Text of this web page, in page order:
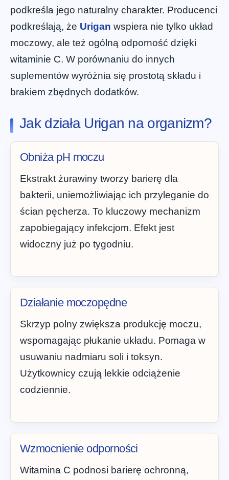
podkreśla jego naturalny charakter. Producenci
podkreślają, że Urigan wspiera nie tylko układ
moczowy, ale też ogólną odporność dzięki
witaminie C. W porównaniu do innych
suplementów wyróżnia się prostotą składu i
brakiem zbędnych dodatków.
Jak działa Urigan na organizm?
Obniża pH moczu
Ekstrakt żurawiny tworzy barierę dla
bakterii, uniemożliwiając ich przyleganie do
ścian pęcherza. To kluczowy mechanizm
zapobiegający infekcjom. Efekt jest
widoczny już po tygodniu.
Działanie moczopędne
Skrzyp polny zwiększa produkcję moczu,
wspomagając płukanie układu. Pomaga w
usuwaniu nadmiaru soli i toksyn.
Użytkownicy czują lekkie odciążenie
codziennie.
Wzmocnienie odporności
Witamina C podnosi barierę ochronną,